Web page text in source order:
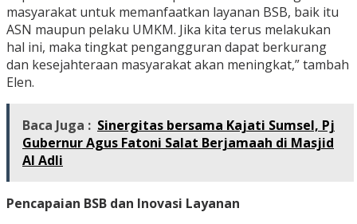
masyarakat untuk memanfaatkan layanan BSB, baik itu
ASN maupun pelaku UMKM. Jika kita terus melakukan
hal ini, maka tingkat pengangguran dapat berkurang
dan kesejahteraan masyarakat akan meningkat,” tambah
Elen.
Baca Juga : Sinergitas bersama Kajati Sumsel, Pj
Gubernur Agus Fatoni Salat Berjamaah di Masjid
Al Adli
Pencapaian BSB dan Inovasi Layanan